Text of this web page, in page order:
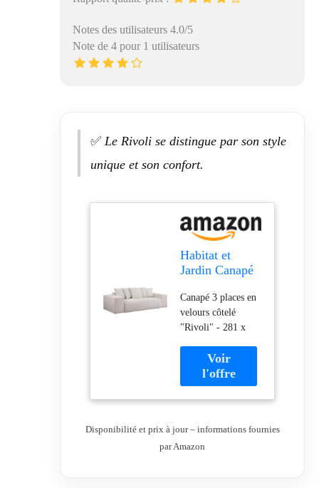
Notes des utilisateurs 4.0/5
Note de 4 pour 1 utilisateurs
✅ Le Rivoli se distingue par son style
unique et son confort.
Habitat et
Jardin Canapé
en Velours
côtelé Rivoli -
Beige
Canapé 3 places en
velours côtelé
"Rivoli" - 281 x
Disponibilité et prix à jour – informations fournies
par Amazon